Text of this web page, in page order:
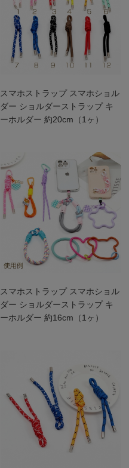
スマホストラップ スマホショル
ダー ショルダーストラップ キ
ーホルダー 約20cm（1ヶ）
スマホストラップ スマホショル
ダー ショルダーストラップ キ
ーホルダー 約16cm（1ヶ）